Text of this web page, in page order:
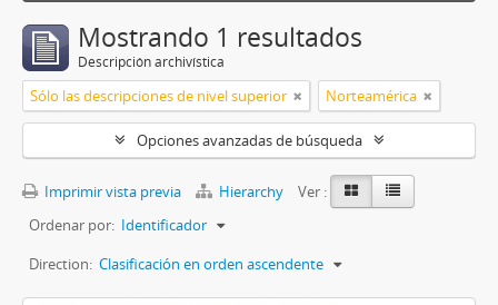
Mostrando 1 resultados
Descripción archivística
Sólo las descripciones de nivel superior Norteamérica
Opciones avanzadas de búsqueda
Imprimir vista previa Hierarchy
Ver :
Ordenar por: Identificador
Direction: Clasificación en orden ascendente